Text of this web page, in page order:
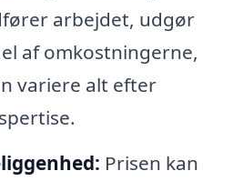
arbejdet, udgør
af omkostningerne,
variere alt efter
Prisen kan